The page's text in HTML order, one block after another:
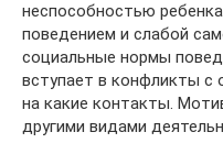
неспособностью
поведением и слабой
социальные нормы
вступает в конфликты с
на какие контакты.
другими видами